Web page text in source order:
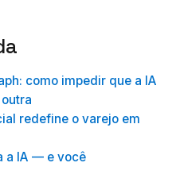
como impedir que a IA
redefine o varejo em
a IA — e você